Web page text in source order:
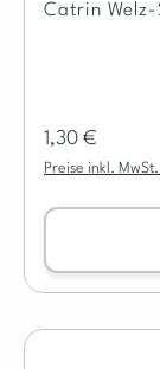
Regulärer
1,30 €
Preise inkl.